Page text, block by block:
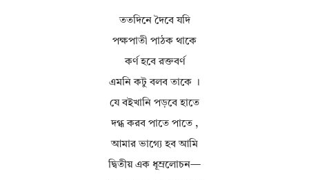
ততদিনে দৈবে যদি
পক্ষপাতী পাঠক থাকে
কর্ণ হবে রক্তবর্ণ
এমনি কটু বলব তাকে ।
যে বইখানি পড়বে হাতে
দগ্ধ করব পাতে পাতে ,
আমার ভাগ্যে হব আমি
দ্বিতীয় এক ধূম্রলোচন—